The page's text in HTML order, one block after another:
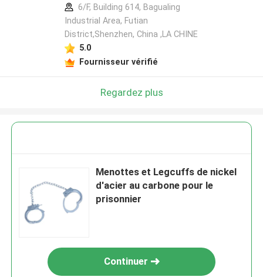
6/F, Building 614, Bagualing
Industrial Area, Futian
District,Shenzhen, China ,LA CHINE
5.0
Fournisseur vérifié
Regardez plus
Menottes et Legcuffs de nickel
d'acier au carbone pour le
prisonnier
Continuer